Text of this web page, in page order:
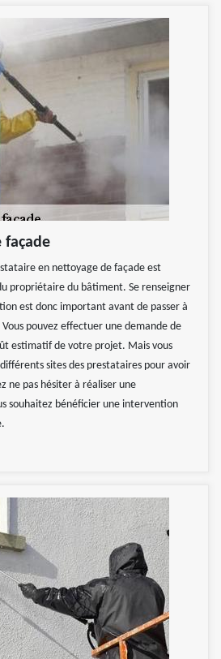
façade
en nettoyage de façade est
propriétaire du bâtiment. Se renseigner
est donc important avant de passer à
pouvez effectuer une demande de
estimatif de votre projet. Mais vous
sites des prestataires pour avoir
ne pas hésiter à réaliser une
souhaitez bénéficier une intervention